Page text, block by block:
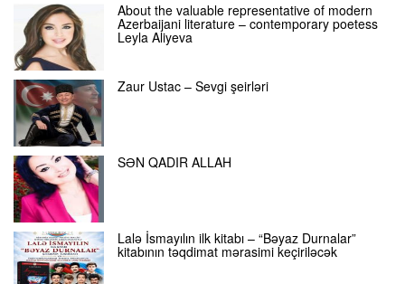
About the valuable representative of modern
Azerbaijani literature – contemporary poetess
Leyla Aliyeva
Zaur Ustac – Sevgi şeirləri
SƏN QADIR ALLAH
Lalə İsmayılın ilk kitabı – “Bəyaz Durnalar”
kitabının təqdimat mərasimi keçiriləcək